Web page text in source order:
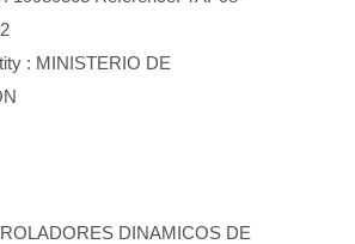
: MINISTERIO DE
DINAMICOS DE